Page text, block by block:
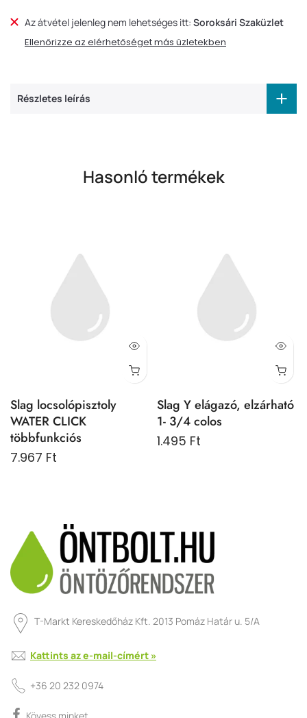
Az átvétel jelenleg nem lehetséges itt: Soroksári Szaküzlet
Ellenőrizze az elérhetőséget más üzletekben
Részletes leírás
Hasonló termékek
Slag locsolópisztoly
WATER CLICK
többfunkciós
7.967 Ft
Slag Y elágazó, elzárható
1- 3/4 colos
1.495 Ft
T-Markt Kereskedőház Kft. 2013 Pomáz Határ u. 5/A
Kattints az e-mail-címért »
+36 20 232 0974